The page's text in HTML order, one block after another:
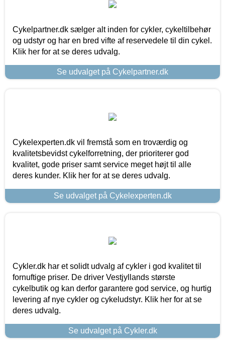
Cykelpartner.dk sælger alt inden for cykler, cykeltilbehør
og udstyr og har en bred vifte af reservedele til din cykel.
Klik her for at se deres udvalg.
Se udvalget på Cykelpartner.dk
Cykelexperten.dk vil fremstå som en troværdig og
kvalitetsbevidst cykelforretning, der prioriterer god
kvalitet, gode priser samt service meget højt til alle
deres kunder. Klik her for at se deres udvalg.
Se udvalget på Cykelexperten.dk
Cykler.dk har et solidt udvalg af cykler i god kvalitet til
fornuftige priser. De driver Vestjyllands største
cykelbutik og kan derfor garantere god service, og hurtig
levering af nye cykler og cykeludstyr. Klik her for at se
deres udvalg.
Se udvalget på Cykler.dk